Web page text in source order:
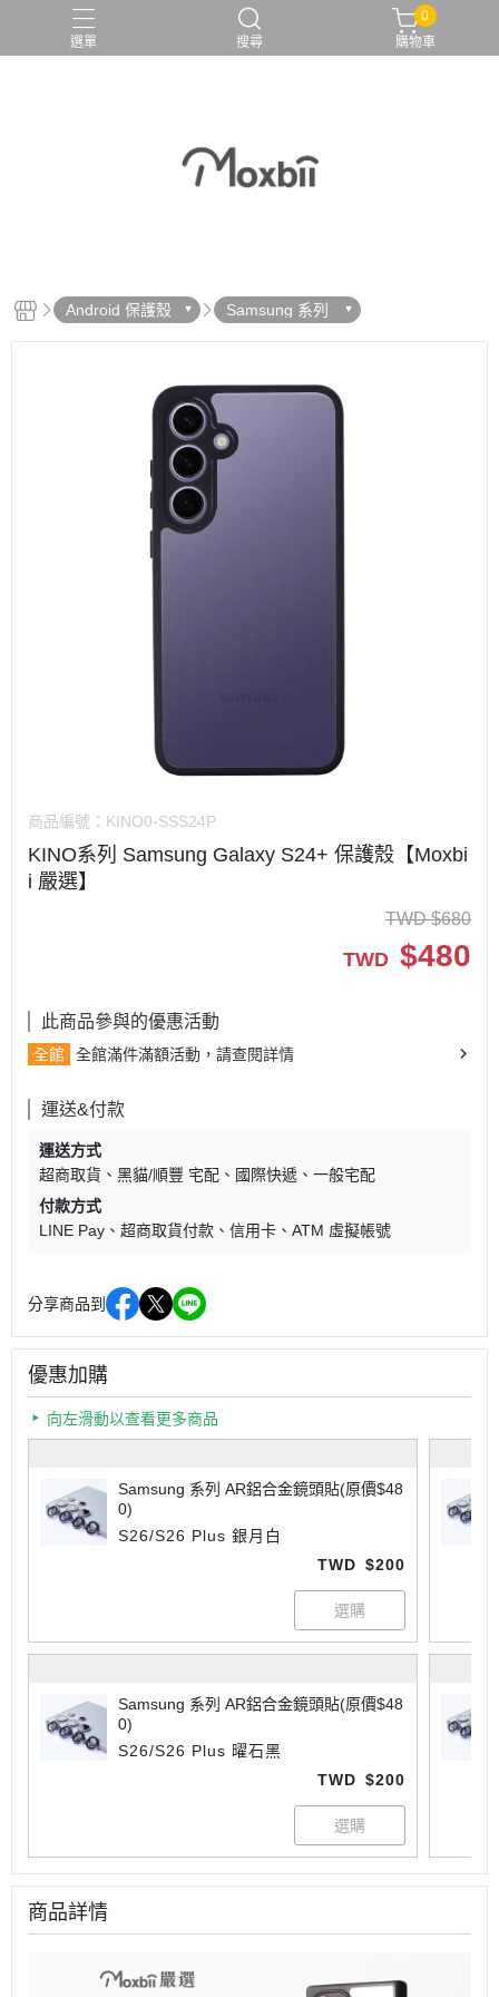
選單 搜尋
0
購物車
Android 保護殼 Samsung 系列
商品編號： KINO0-SSS24P
KINO系列 Samsung Galaxy S24+ 保護殼【Moxbi
i 嚴選】
TWD $680
TWD $480
此商品參與的優惠活動
全館 全館滿件滿額活動，請查閱詳情
運送&付款
運送方式
超商取貨
黑貓/順豐 宅配 國際快遞
一般宅配
付款方式
LINE Pay
超商取貨付款 信用卡 ATM 虛擬帳號
分享商品到
優惠加購
向左滑動以查看更多商品
Samsung 系列 AR鋁合金鏡頭貼(原價$48
0)
S26/S26 Plus 銀月白
TWD $200
Samsung 系列 AR鋁合金鏡頭貼(原價$48
0)
S26/S26 Plus 曜石黑
TWD $200
商品詳情